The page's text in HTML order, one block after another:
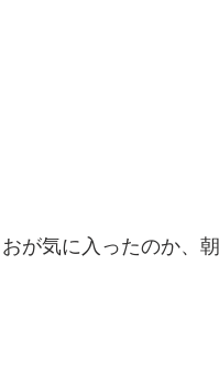
が気に入ったのか、朝